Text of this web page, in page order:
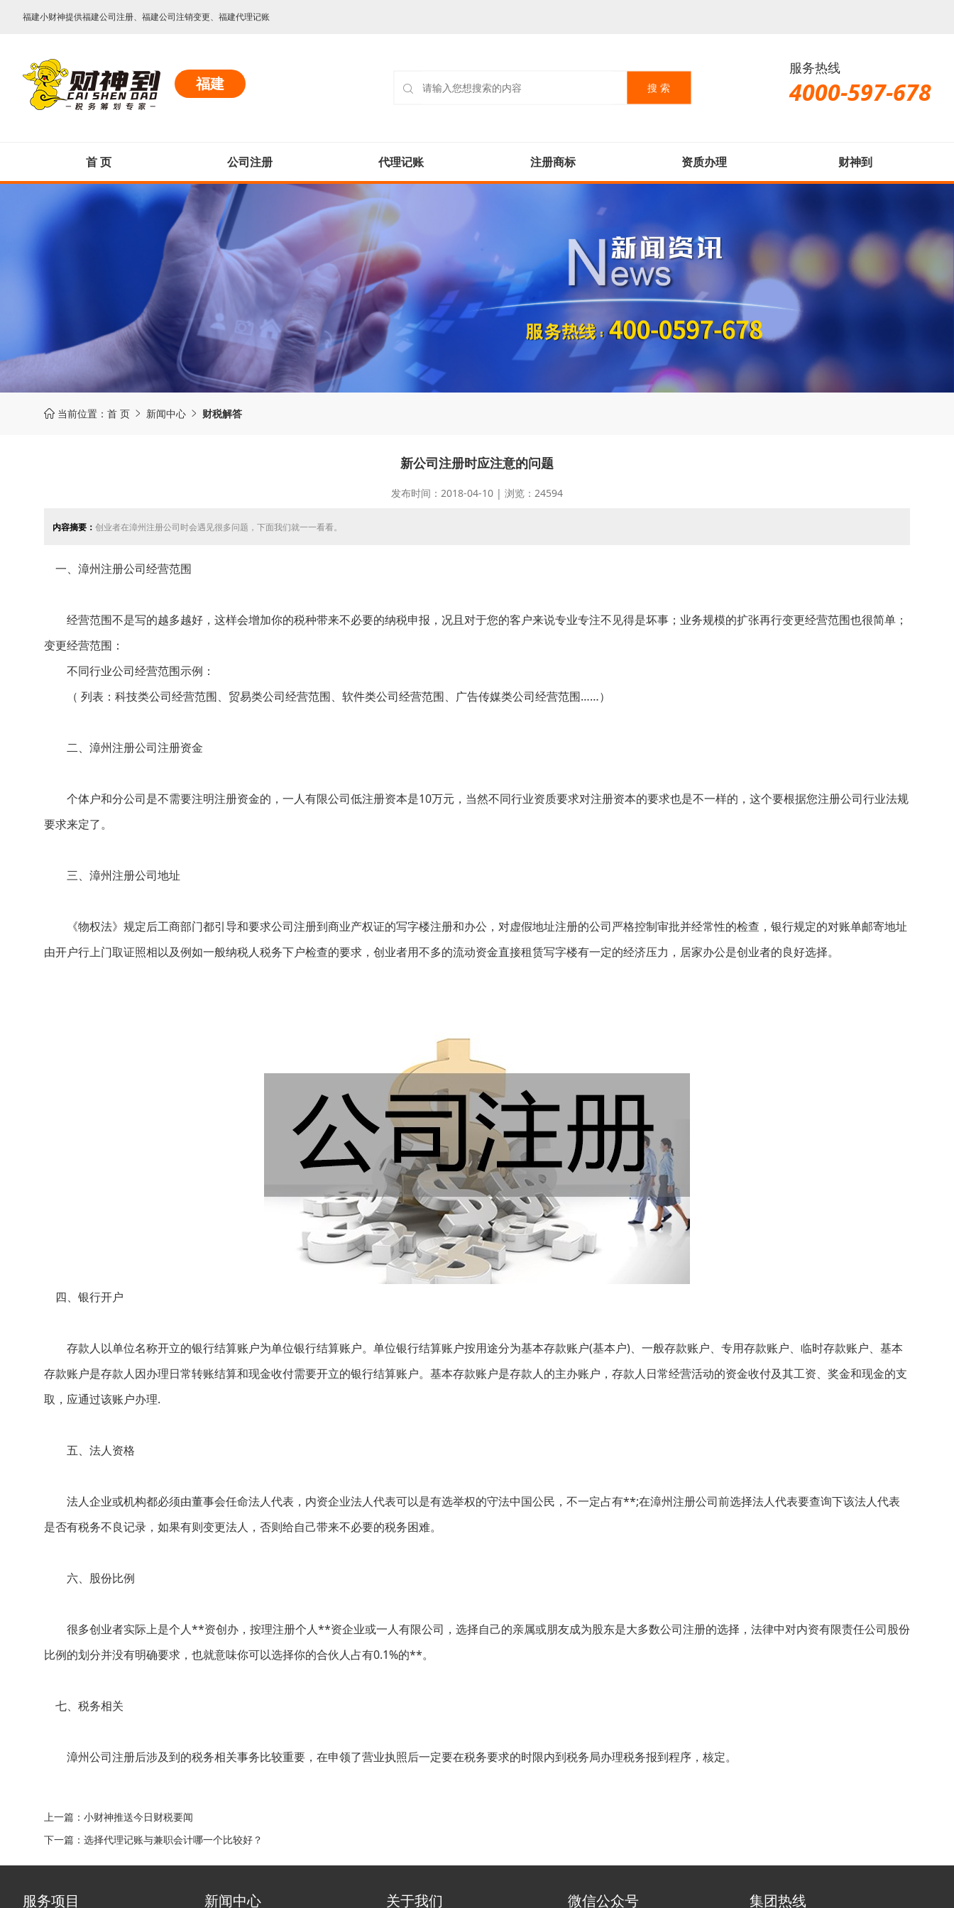
福建小财神提供福建公司注册、福建公司注销变更、福建代理记账
福建
服务热线
4000-597-678
首 页 公司注册 代理记账 注册商标 资质办理 财神到
 当前位置： 首 页  新闻中心  财税解答
新公司注册时应注意的问题
发布时间：2018-04-10 | 浏览：24594
内容摘要： 创业者在漳州注册公司时会遇见很多问题，下面我们就一一看看。
一、漳州注册公司经营范围
经营范围不是写的越多越好，这样会增加你的税种带来不必要的纳税申报，况且对于您的客户来说专业专注不见得是坏事；业务规模的扩张再行变更经营范围也很简单；
变更经营范围：
不同行业公司经营范围示例：
（ 列表：科技类公司经营范围、贸易类公司经营范围、软件类公司经营范围、广告传媒类公司经营范围……）
二、漳州注册公司注册资金
个体户和分公司是不需要注明注册资金的，一人有限公司低注册资本是10万元，当然不同行业资质要求对注册资本的要求也是不一样的，这个要根据您注册公司行业法规
要求来定了。
三、漳州注册公司地址
《物权法》规定后工商部门都引导和要求公司注册到商业产权证的写字楼注册和办公，对虚假地址注册的公司严格控制审批并经常性的检查，银行规定的对账单邮寄地址
由开户行上门取证照相以及例如一般纳税人税务下户检查的要求，创业者用不多的流动资金直接租赁写字楼有一定的经济压力，居家办公是创业者的良好选择。
四、银行开户
存款人以单位名称开立的银行结算账户为单位银行结算账户。单位银行结算账户按用途分为基本存款账户(基本户)、一般存款账户、专用存款账户、临时存款账户、基本
存款账户是存款人因办理日常转账结算和现金收付需要开立的银行结算账户。基本存款账户是存款人的主办账户，存款人日常经营活动的资金收付及其工资、奖金和现金的支
取，应通过该账户办理.
五、法人资格
法人企业或机构都必须由董事会任命法人代表，内资企业法人代表可以是有选举权的守法中国公民，不一定占有**;在漳州注册公司前选择法人代表要查询下该法人代表
是否有税务不良记录，如果有则变更法人，否则给自己带来不必要的税务困难。
六、股份比例
很多创业者实际上是个人**资创办，按理注册个人**资企业或一人有限公司，选择自己的亲属或朋友成为股东是大多数公司注册的选择，法律中对内资有限责任公司股份
比例的划分并没有明确要求，也就意味你可以选择你的合伙人占有0.1%的**。
七、税务相关
漳州公司注册后涉及到的税务相关事务比较重要，在申领了营业执照后一定要在税务要求的时限内到税务局办理税务报到程序，核定。
上一篇： 小财神推送今日财税要闻
下一篇： 选择代理记账与兼职会计哪一个比较好？
服务项目 新闻中心 关于我们 微信公众号 集团热线